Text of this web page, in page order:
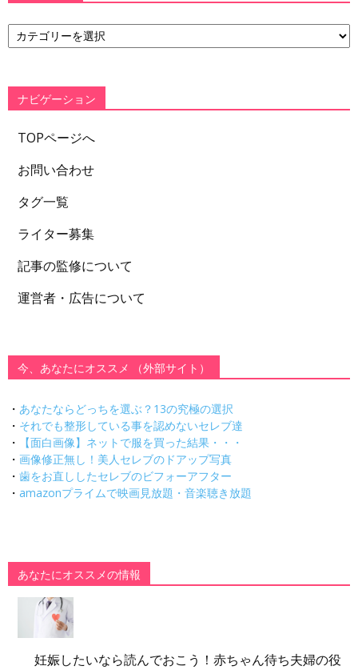
カ
テ
ー
ナビゲーション
TOPページへ
お問い合わせ
タグ一覧
ライター募集
記事の監修について
運営者・広告について
今、あなたにオススメ （外部サイト）
・ あなたならどっちを選ぶ？13の究極の選択
・ それでも整形している事を認めないセレブ達
・
【面白画像】ネットで服を買った結果・・・
・ 画像修正無し！美人セレブのドアップ写真
・ 歯をお直ししたセレブのビフォーアフター
・ amazonプライムで映画見放題・音楽聴き放題
あなたにオススメの情報
妊娠したいなら読んでおこう！赤ちゃん待ち夫婦の役